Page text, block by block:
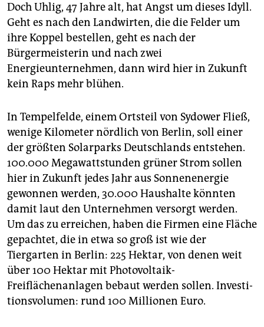
Doch Uhlig, 47 Jahre alt, hat Angst um dieses Idyll.
Geht es nach den Landwirten, die die Felder um
ihre Koppel bestellen, geht es nach der
Bürgermeisterin und nach zwei
Energieunternehmen, dann wird hier in Zukunft
kein Raps mehr blühen.
In Tempelfelde, einem Ortsteil von Sydower Fließ,
wenige Kilometer nördlich von Berlin, soll einer
der größten Solarparks Deutschlands entstehen.
100.000 Megawattstunden grüner Strom sollen
hier in Zukunft jedes Jahr aus Sonnenenergie
gewonnen werden, 30.000 Haushalte könnten
damit laut den Unternehmen versorgt werden.
Um das zu erreichen, haben die Firmen eine Fläche
gepachtet, die in etwa so groß ist wie der
Tiergarten in Berlin: 225 Hektar, von denen weit
über 100 Hektar mit Photo­voltaik-
Freiflächenanlagen bebaut werden sollen. Investi­
tions­vo­lumen: rund 100 Mil­lio­nen Euro.